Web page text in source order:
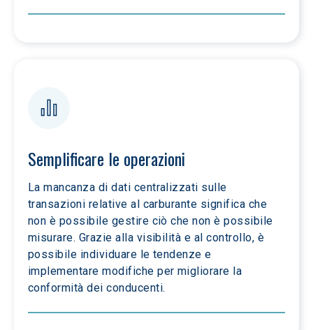
Semplificare le operazioni
La mancanza di dati centralizzati sulle
transazioni relative al carburante significa che
non è possibile gestire ciò che non è possibile
misurare. Grazie alla visibilità e al controllo, è
possibile individuare le tendenze e
implementare modifiche per migliorare la
conformità dei conducenti.